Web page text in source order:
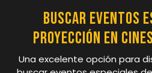
Buscar eventos
proyección en
Una excelente opción para